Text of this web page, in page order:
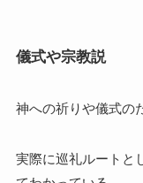
儀式や宗教説
神への祈りや儀式の
実際に巡礼ルートと